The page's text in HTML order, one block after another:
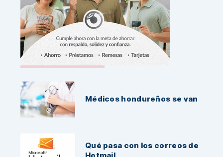
Noticias Recientes:
Médicos hondureños se van
Qué pasa con los correos de